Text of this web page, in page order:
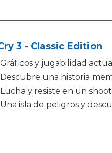
3 - Classic Edition
Gráficos y jugabilidad
Descubre una historia
Lucha y resiste en un
Una isla de peligros y